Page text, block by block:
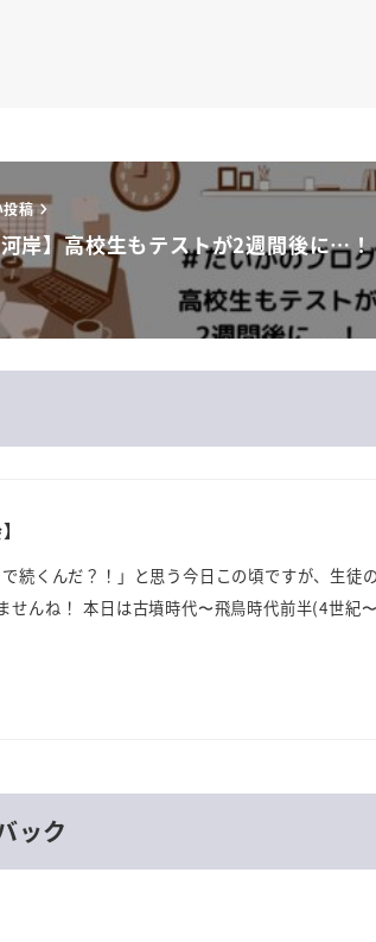
投稿
岸】高校生もテストが2週間後に…！
続くんだ？！」と思う今日この頃ですが、生徒
せんね！ 本日は古墳時代〜飛鳥時代前半(4世紀
ック